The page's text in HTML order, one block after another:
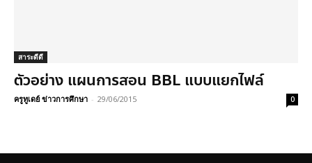
สาระดีดี
ตัวอย่าง แผนการสอน BBL แบบแยกไฟล์
ครูทูเดย์ ข่าวการศึกษา - 29/06/2015 0